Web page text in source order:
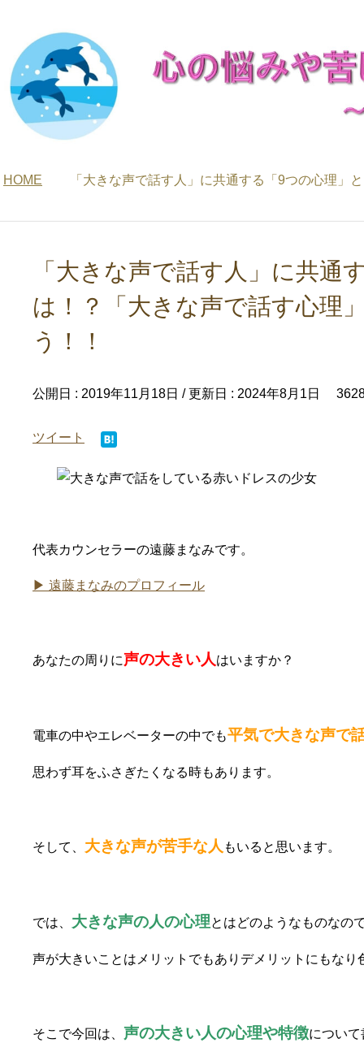
HOME 「大きな声で話す人」に共通する「9つの心理」
「大きな声で話す人」に共通
は！？「大きな声で話す心理
う！！
公開日 : 2019年11月18日 / 更新日 : 2024年8月1日
ツイート
代表カウンセラーの遠藤まなみです。
▶ 遠藤まなみのプロフィール
あなたの周りに声の大きい人はいますか？
電車の中やエレベーターの中でも平気で大きな声で
思わず耳をふさぎたくなる時もあります。
そして、 大きな声が苦手な人 もいると思います。
では、 大きな声の人の心理とはどのようなものなの
声が大きいことはメリットでもありデメリットにもなり
そこで今回は、 声の大きい人の心理や特徴につい